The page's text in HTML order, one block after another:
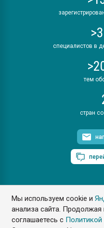
Мы используем cookie и
анализа сайта.
соглашаетесь с
специалистов в
тем
стран
ПластЭксперт ©
Разрешается копирование
ссылкой на